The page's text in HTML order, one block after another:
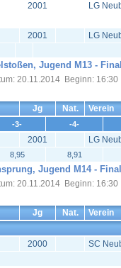
2001 LG
2001 LG
Jugend M13 -
20.11.2014 Beginn: 16:30
Jg Nat. Verein
-3- -4-
2001 LG
8,95 8,91
Jugend M14 -
20.11.2014 Beginn: 16:30
Jg Nat. Verein
2000 SC